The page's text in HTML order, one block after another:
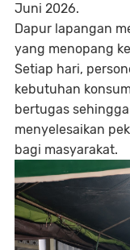
Juni 2026.
Dapur lapangan
yang menopang
Setiap hari,
kebutuhan
bertugas
menyelesaikan
bagi masyarakat.